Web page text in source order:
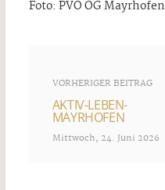
Foto: PVÖ OG Mayrhofen
VORHERIGER BEITRAG
AKTIV-LEBEN-
MAYRHOFEN
Mittwoch, 24. Juni 2026